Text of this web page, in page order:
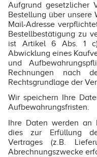
Aufgrund gesetzlicher
Bestellung über unsere
Mail-Adresse
Bestellbestätigung zu
ist Artikel 6 Abs. 1
Abwicklung eines
und
Rechnungen nach
Rechtsgrundlage der
Wir speichern Ihre
Aufbewahrungsfristen.
Ihre Daten werden an
dies zur Erfüllung
Vertrages (z.B.
Abrechnungszwecke